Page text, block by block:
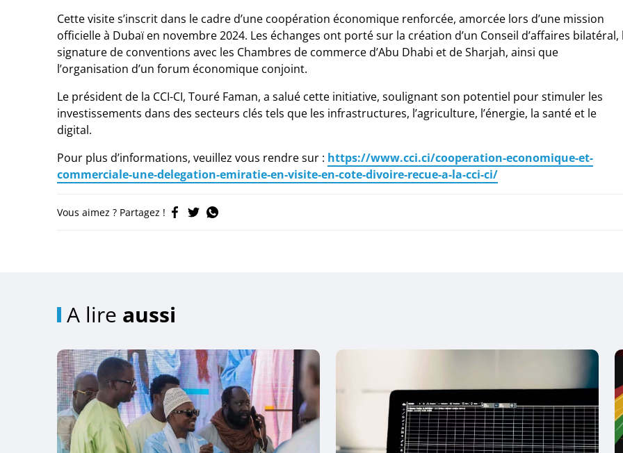
Cette visite s’inscrit dans le cadre d’une coopération économique renforcée, amorcée lors d’une mission
officielle à Dubaï en novembre 2024. Les échanges ont porté sur la création d’un Conseil d’affaires bilatéral,
signature de conventions avec les Chambres de commerce d’Abu Dhabi et de Sharjah, ainsi que
l’organisation d’un forum économique conjoint.
Le président de la CCI-CI, Touré Faman, a salué cette initiative, soulignant son potentiel pour stimuler les
investissements dans des secteurs clés tels que les infrastructures, l’agriculture, l’énergie, la santé et le
digital.
Pour plus d’informations, veuillez vous rendre sur : https://www.cci.ci/cooperation-economique-et-
commerciale-une-delegation-emiratie-en-visite-en-cote-divoire-recue-a-la-cci-ci/
Vous aimez ? Partagez !
A lire aussi